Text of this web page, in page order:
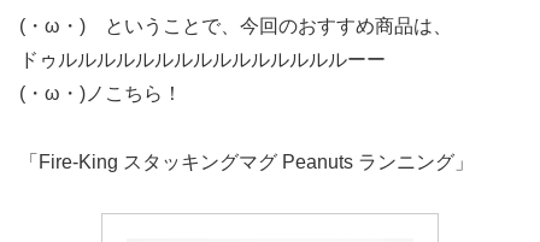
(・ω・) ということで、今回のおすすめ商品は、
ドゥルルルルルルルルルルルルルルルーー
(・ω・)ノこちら！
「Fire-King スタッキングマグ Peanuts ランニング」